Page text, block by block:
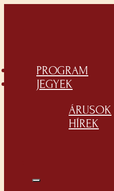
PROGRAM
JEGYEK
ÁRUSOK
HÍREK